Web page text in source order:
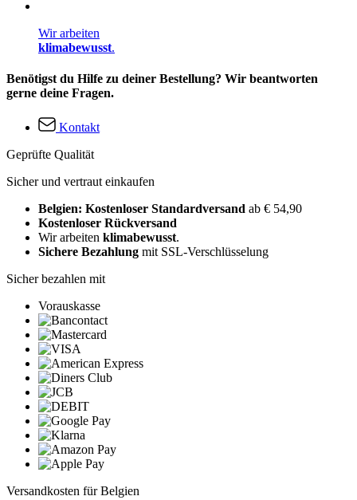
Wir arbeiten
klimabewusst.
Benötigst du Hilfe zu deiner Bestellung? Wir beantworten
gerne deine Fragen.
Kontakt
Geprüfte Qualität
Sicher und vertraut einkaufen
Belgien: Kostenloser Standardversand ab € 54,90
Kostenloser Rückversand
Wir arbeiten klimabewusst.
Sichere Bezahlung mit SSL-Verschlüsselung
Sicher bezahlen mit
Vorauskasse
Versandkosten für Belgien